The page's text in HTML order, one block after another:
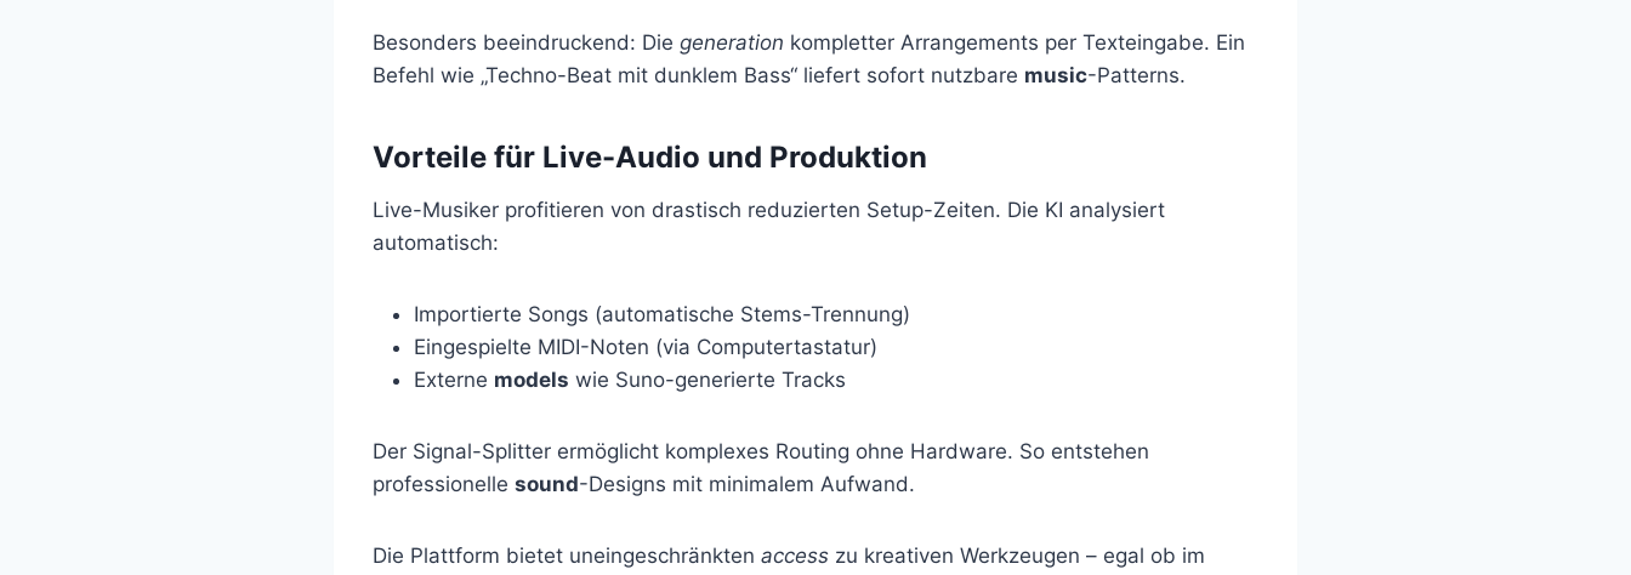
Besonders beeindruckend: Die generation kompletter Arrangements per Texteingabe. Ein
Befehl wie „Techno-Beat mit dunklem Bass“ liefert sofort nutzbare music-Patterns.
Vorteile für Live-Audio und Produktion
Live-Musiker profitieren von drastisch reduzierten Setup-Zeiten. Die KI analysiert
automatisch:
Importierte Songs (automatische Stems-Trennung)
Eingespielte MIDI-Noten (via Computertastatur)
Externe models wie Suno-generierte Tracks
Der Signal-Splitter ermöglicht komplexes Routing ohne Hardware. So entstehen
professionelle sound-Designs mit minimalem Aufwand.
Die Plattform bietet uneingeschränkten access zu kreativen Werkzeugen – egal ob im